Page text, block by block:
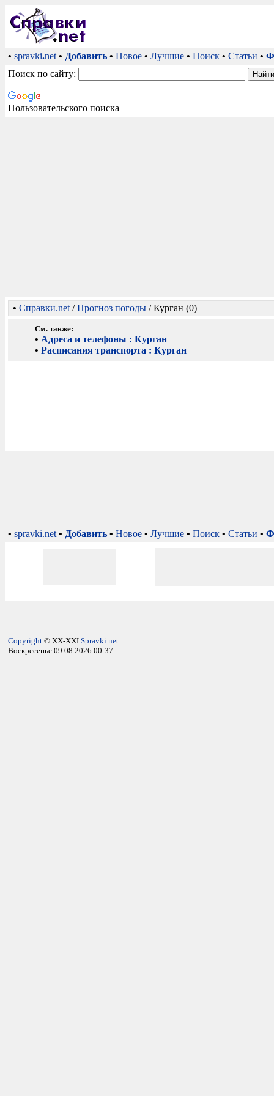
• spravki.net • Добавить • Новое • Лучшие • Поиск • Статьи •
Поиск по сайту:
Пользовательского поиска
• Справки.net /Прогноз погоды / Курган (0)
См. также:
• Адреса и телефоны : Курган
•Расписания транспорта : Курган
• spravki.net • Добавить • Новое • Лучшие • Поиск • Статьи •
Copyright © XX-XXI Spravki.net
Воскресенье 09.08.2026 00:37